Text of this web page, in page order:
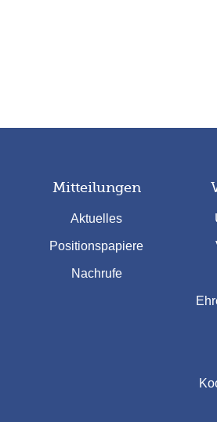
Mitteilungen
Aktuelles
Positionspapiere
Nachrufe